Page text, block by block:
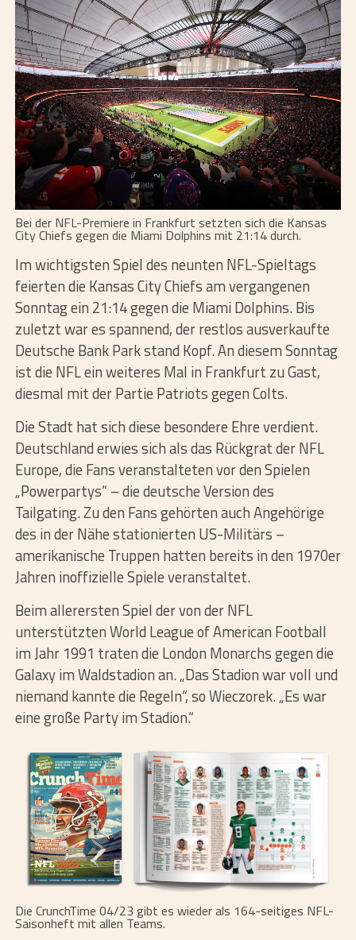
Bei der NFL-Premiere in Frankfurt setzten sich die Kansas
City Chiefs gegen die Miami Dolphins mit 21:14 durch.
Im wichtigsten Spiel des neunten NFL-Spieltags
feierten die Kansas City Chiefs am vergangenen
Sonntag ein 21:14 gegen die Miami Dolphins. Bis
zuletzt war es spannend, der restlos ausverkaufte
Deutsche Bank Park stand Kopf. An diesem Sonntag
ist die NFL ein weiteres Mal in Frankfurt zu Gast,
diesmal mit der Partie Patriots gegen Colts.
Die Stadt hat sich diese besondere Ehre verdient.
Deutschland erwies sich als das Rückgrat der NFL
Europe, die Fans veranstalteten vor den Spielen
„Powerpartys“ – die deutsche Version des
Tailgating. Zu den Fans gehörten auch Angehörige
des in der Nähe stationierten US-Militärs –
amerikanische Truppen hatten bereits in den 1970er
Jahren inoffizielle Spiele veranstaltet.
Beim allerersten Spiel der von der NFL
unterstützten World League of American Football
im Jahr 1991 traten die London Monarchs gegen die
Galaxy im Waldstadion an. „Das Stadion war voll und
niemand kannte die Regeln“, so Wieczorek. „Es war
eine große Party im Stadion.“
Die CrunchTime 04/23 gibt es wieder als 164-seitiges NFL-
Saisonheft mit allen Teams.